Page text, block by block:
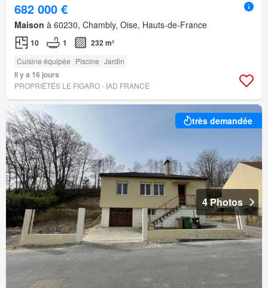
682 000 €
Maison à 60230, Chambly, Oise, Hauts-de-France
10 1 232 m²
Cuisine équipée Piscine Jardin
Il y a 16 jours
PROPRIÉTÉS LE FIGARO - IAD FRANCE
très demandée
4 Photos